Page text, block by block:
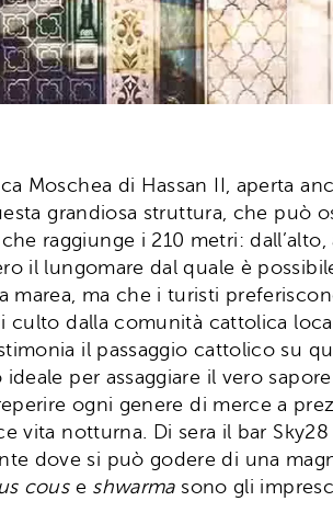
Moschea di Hassan II, aperta
grandiosa struttura, che può
raggiunge i 210 metri:
lungomare dal quale è
ma che i turisti
culto dalla comunità cattolica
il passaggio cattolico su
per assaggiare il vero
ogni genere di merce a
vita notturna. Di sera il bar
dove si può godere di una
couse shwarmasono gli